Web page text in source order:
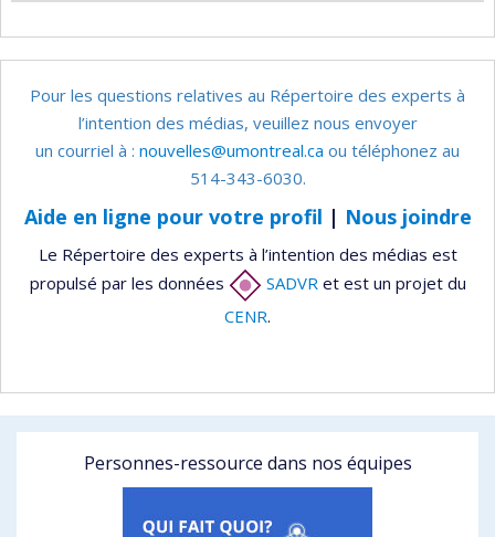
Pour les questions relatives au Répertoire des experts à
l’intention des médias, veuillez nous envoyer
un courriel à : nouvelles@umontreal.ca ou téléphonez au
514-343-6030.
Aide en ligne pour votre profil | Nous joindre
Le Répertoire des experts à l’intention des médias est
propulsé par les données
SADVRet est un projet du
CENR.
Personnes-ressource dans nos équipes